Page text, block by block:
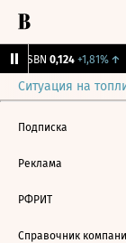
USBN 0,124 +1,81%↑
Ситуация на
Подписка
Реклама
РФРИТ
Справочник